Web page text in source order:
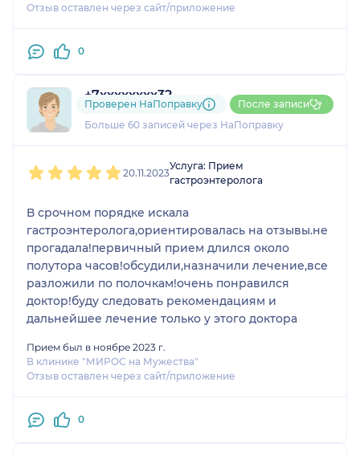
Отзыв оставлен через сайт/приложение
0
+7xxxxxxxx32
34 отзыва
Больше 60 записей через НаПоправку
Проверен НаПоправку После записи
20.11.2023
Услуга: Прием
гастроэнтеролога
В срочном порядке искала
гастроэнтеролога,ориентировалась на отзывы.не
прогадала!первичный прием длился около
полутора часов!обсудили,назначили лечение,все
разложили по полочкам!очень понравился
доктор!буду следовать рекомендациям и
дальнейшее лечение только у этого доктора
Прием был в ноябре 2023 г.
В клинике "МИРОС на Мужества"
Отзыв оставлен через сайт/приложение
0